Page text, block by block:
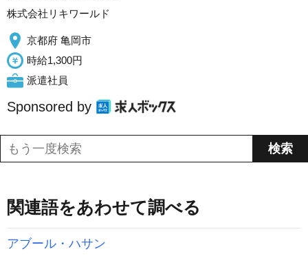
株式会社リキワールド
京都府 亀岡市
時給1,300円
派遣社員
Sponsored by
関連語をあわせて調べる
アブール・ハサン